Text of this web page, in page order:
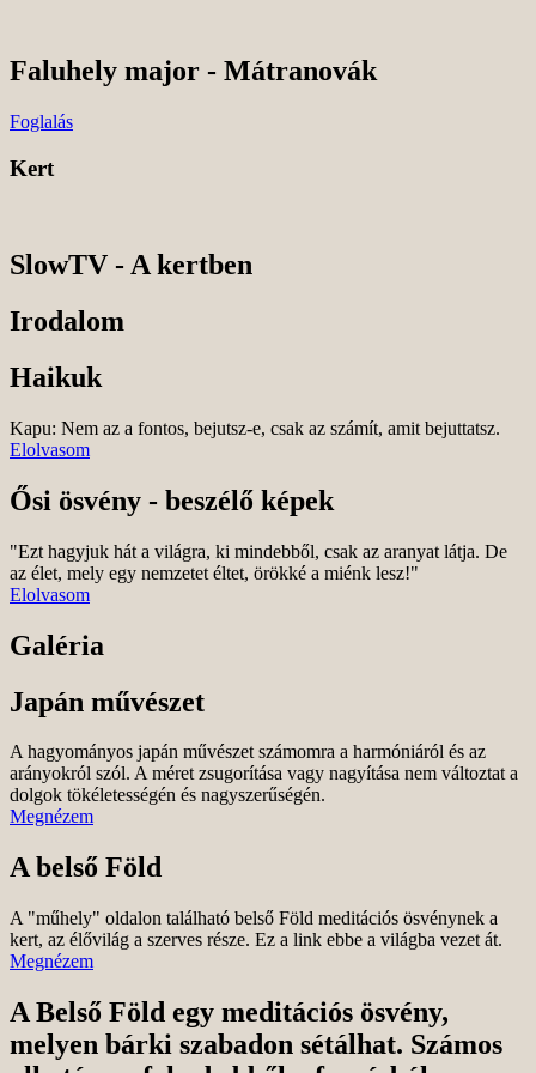
content
Faluhely major - Mátranovák
Foglalás
Kert
SlowTV - A kertben
Irodalom
Haikuk
Kapu: Nem az a fontos, bejutsz-e, csak az számít, amit bejuttatsz.
Elolvasom
Ősi ösvény - beszélő képek
"Ezt hagyjuk hát a világra, ki mindebből, csak az aranyat látja. De
az élet, mely egy nemzetet éltet, örökké a miénk lesz!"
Elolvasom
Galéria
Japán művészet
A hagyományos japán művészet számomra a harmóniáról és az
arányokról szól. A méret zsugorítása vagy nagyítása nem változtat a
dolgok tökéletességén és nagyszerűségén.
Megnézem
A belső Föld
A "műhely" oldalon található belső Föld meditációs ösvénynek a
kert, az élővilág a szerves része. Ez a link ebbe a világba vezet át.
Megnézem
A Belső Föld egy meditációs ösvény,
melyen bárki szabadon sétálhat. Számos